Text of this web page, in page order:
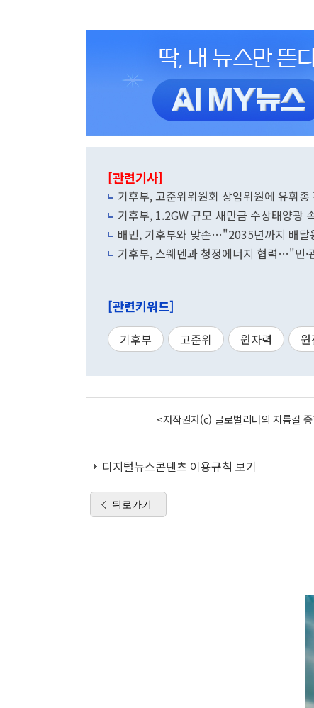
[관련기사]
기후부, 고준위위원회 상임위원에 유휘종
기후부, 1.2GW 규모 새만금 수상태양광
배민, 기후부와 맞손…"2035년까지 배달
기후부, 스웨덴과 청정에너지 협력…"민·
[관련키워드]
기후부 고준위 원자력
<저작권자(c) 글로벌리더의 지름길
디지털뉴스콘텐츠 이용규칙 보기
뒤로가기